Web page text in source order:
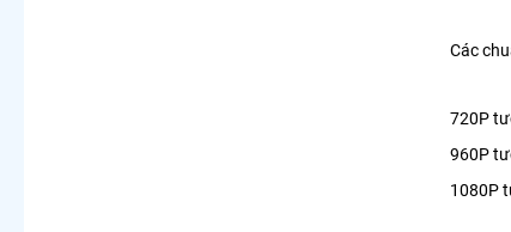
Các
720P
960P
1080P